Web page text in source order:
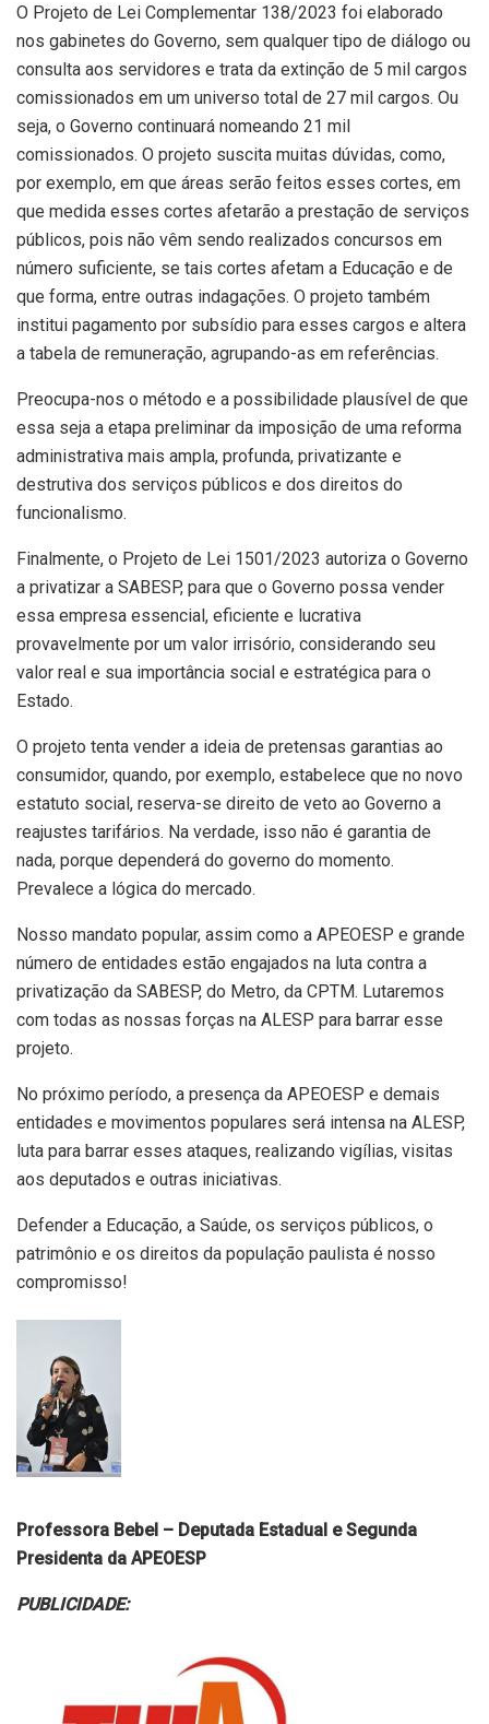
O Projeto de Lei Complementar 138/2023 foi elaborado
nos gabinetes do Governo, sem qualquer tipo de diálogo ou
consulta aos servidores e trata da extinção de 5 mil cargos
comissionados em um universo total de 27 mil cargos. Ou
seja, o Governo continuará nomeando 21 mil
comissionados. O projeto suscita muitas dúvidas, como,
por exemplo, em que áreas serão feitos esses cortes, em
que medida esses cortes afetarão a prestação de serviços
públicos, pois não vêm sendo realizados concursos em
número suficiente, se tais cortes afetam a Educação e de
que forma, entre outras indagações. O projeto também
institui pagamento por subsídio para esses cargos e altera
a tabela de remuneração, agrupando-as em referências.
Preocupa-nos o método e a possibilidade plausível de que
essa seja a etapa preliminar da imposição de uma reforma
administrativa mais ampla, profunda, privatizante e
destrutiva dos serviços públicos e dos direitos do
funcionalismo.
Finalmente, o Projeto de Lei 1501/2023 autoriza o Governo
a privatizar a SABESP, para que o Governo possa vender
essa empresa essencial, eficiente e lucrativa
provavelmente por um valor irrisório, considerando seu
valor real e sua importância social e estratégica para o
Estado.
O projeto tenta vender a ideia de pretensas garantias ao
consumidor, quando, por exemplo, estabelece que no novo
estatuto social, reserva-se direito de veto ao Governo a
reajustes tarifários. Na verdade, isso não é garantia de
nada, porque dependerá do governo do momento.
Prevalece a lógica do mercado.
Nosso mandato popular, assim como a APEOESP e grande
número de entidades estão engajados na luta contra a
privatização da SABESP, do Metro, da CPTM. Lutaremos
com todas as nossas forças na ALESP para barrar esse
projeto.
No próximo período, a presença da APEOESP e demais
entidades e movimentos populares será intensa na ALESP,
luta para barrar esses ataques, realizando vigílias, visitas
aos deputados e outras iniciativas.
Defender a Educação, a Saúde, os serviços públicos, o
patrimônio e os direitos da população paulista é nosso
compromisso!
Professora Bebel – Deputada Estadual e Segunda
Presidenta da APEOESP
PUBLICIDADE: